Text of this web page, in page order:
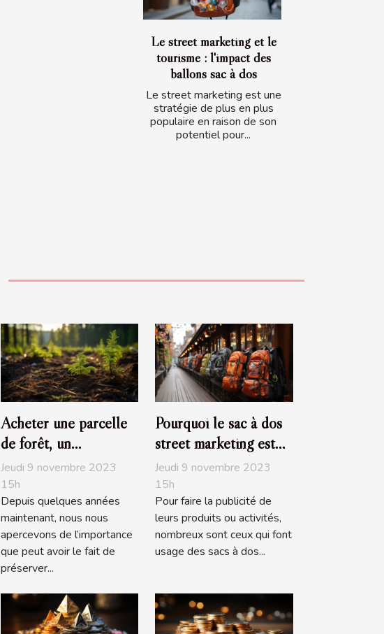
Le street marketing et le
tourisme : l'impact des
ballons sac à dos
Le street marketing est une
stratégie de plus en plus
populaire en raison de son
potentiel pour...
Acheter une parcelle
de forêt, un
investissement
écologique
Jeudi 9 novembre 2023
15h
Depuis quelques années
maintenant, nous nous
apercevons de l’importance
que peut avoir le fait de
préserver...
Pourquoi le sac à dos
street marketing est
pratique ?
Jeudi 9 novembre 2023
15h
Pour faire la publicité de
leurs produits ou activités,
nombreux sont ceux qui font
usage des sacs à dos...